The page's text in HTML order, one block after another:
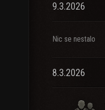
9.3.2026
Nic se nestalo
8.3.2026